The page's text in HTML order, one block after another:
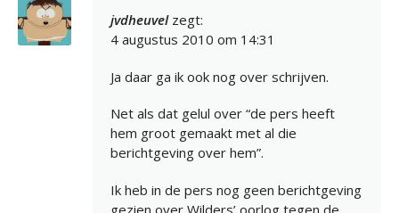
jvdheuvel zegt:
4 augustus 2010 om 14:31
Ja daar ga ik ook nog over schrijven.
Net als dat gelul over “de pers heeft
hem groot gemaakt met al die
berichtgeving over hem”.
Ik heb in de pers nog geen berichtgeving
gezien over Wilders’ oorlog tegen de